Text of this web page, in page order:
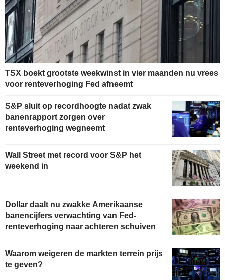
TSX boekt grootste weekwinst in vier maanden nu vrees
voor renteverhoging Fed afneemt
S&P sluit op recordhoogte nadat zwak
banenrapport zorgen over
renteverhoging wegneemt
Wall Street met record voor S&P het
weekend in
Dollar daalt nu zwakke Amerikaanse
banencijfers verwachting van Fed-
renteverhoging naar achteren schuiven
Waarom weigeren de markten terrein prijs
te geven?